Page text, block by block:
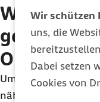
Wir schützen
uns, die
Dabei setzen
Cookies von
Weniger
geringere
Um die Effekte des
näher zu